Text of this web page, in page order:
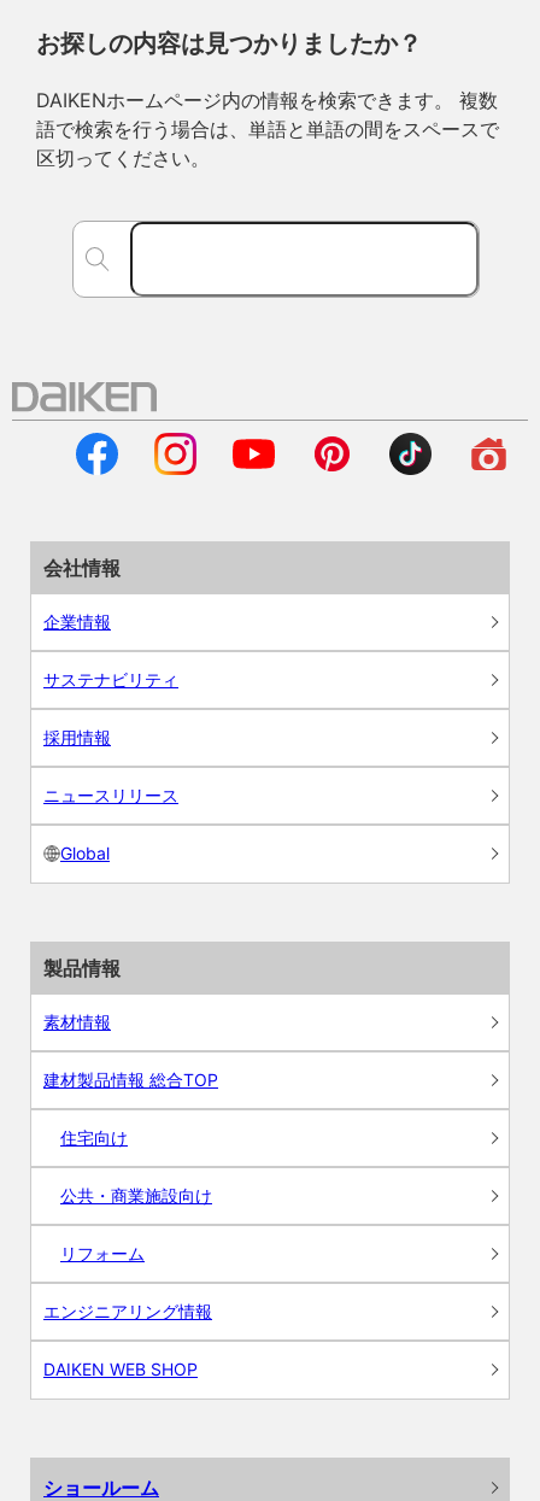
お探しの内容は見つかりましたか？
DAIKENホームページ内の情報を検索できます。 複数
語で検索を行う場合は、単語と単語の間をスペースで
区切ってください。
会社情報
企業情報
サステナビリティ
採用情報
ニュースリリース
Global
製品情報
素材情報
建材製品情報 総合TOP
住宅向け
公共・商業施設向け
リフォーム
エンジニアリング情報
DAIKEN WEB SHOP
ショールーム